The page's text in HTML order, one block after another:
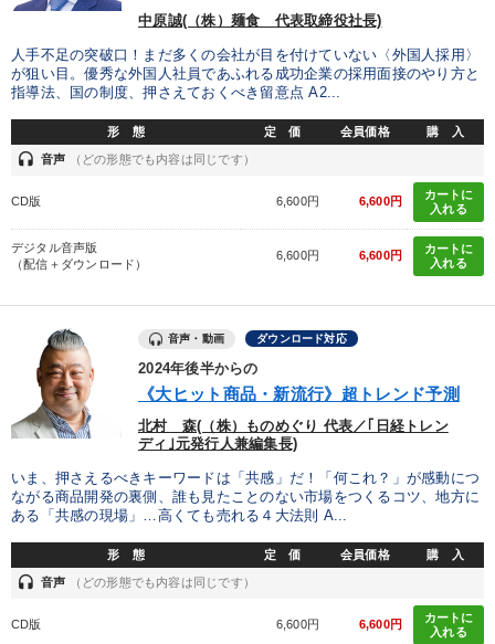
中原誠(（株）麺食 代表取締役社長)
人手不足の突破口！まだ多くの会社が目を付けていない〈外国人採用〉
が狙い目。優秀な外国人社員であふれる成功企業の採用面接のやり方と
指導法、国の制度、押さえておくべき留意点 A2...
形 態 定 価 会員価格 購 入
headset 音声 （どの形態でも内容は同じです）
CD版 6,600円 6,600円
カートに
入れる
デジタル音声版
（配信＋ダウンロード）
6,600円 6,600円
カートに
入れる
音声・動画 ダウンロード対応
2024年後半からの
《大ヒット商品・新流行》超トレンド予測
北村 森(（株）ものめぐり 代表／｢日経トレン
ディ｣元発行人兼編集長)
いま、押さえるべきキーワードは「共感」だ！「何これ？」が感動につ
ながる商品開発の裏側、誰も見たことのない市場をつくるコツ、地方に
ある「共感の現場」…高くても売れる４大法則 A...
形 態 定 価 会員価格 購 入
headset 音声 （どの形態でも内容は同じです）
CD版 6,600円 6,600円
カートに
入れる